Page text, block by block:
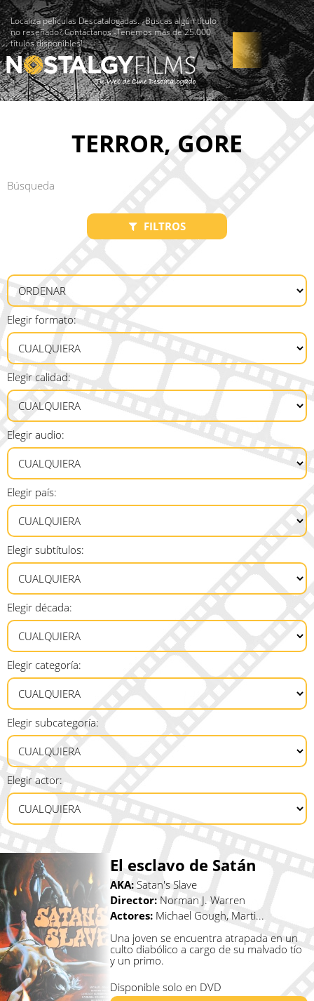
Localiza películas Descatalogadas. ¿Buscas algún título
no reseñado? Contáctanos -Tenemos más de 25.000
títulos disponibles!
TERROR, GORE
FILTROS
Elegir formato:
Elegir calidad:
Elegir audio:
Elegir país:
Elegir subtítulos:
Elegir década:
Elegir categoría:
Elegir subcategoría:
Elegir actor:
El esclavo de Satán
AKA:Satan's Slave
Director:Norman J. Warren
Actores: Michael Gough, Marti...
Una joven se encuentra atrapada en un
culto diabólico a cargo de su malvado tío
y un primo.
Disponible solo en DVD